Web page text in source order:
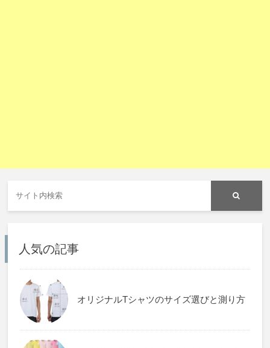
人気の記事
オリジナルTシャツのサイズ選びと測り方